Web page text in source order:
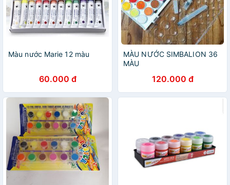
Màu nước Marie 12 màu
60.000 đ
MÀU NƯỚC SIMBALION 36
MÀU
120.000 đ